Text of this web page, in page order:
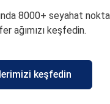
8000+ seyahat
ağımızı keşfedin.
keşfedin